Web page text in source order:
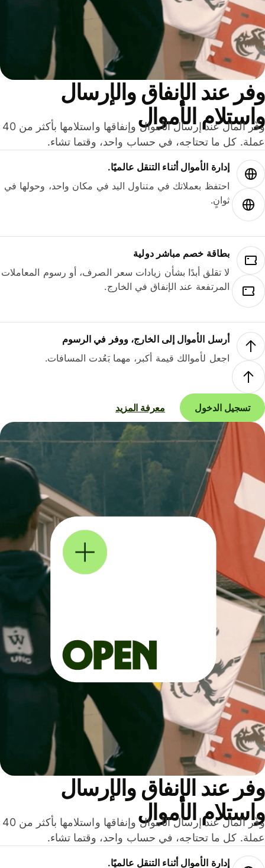
عند الإنفاق والإرسال
الأموال
وفّر المال عند إرسال الأموال وإنفاقها واستلامها بأكثر من 40
كل ما تحتاجه، في حساب واحد، وقتما تشاء.
إدارة الأموال أثناء التنقل عالميًا.
احتفظ بعملاتك في متناول اليد في مكان واحد، وحولها في
ثوانٍ.
بطاقة خصم مباشر دولية
لا تقلق أبدًا بشأن زيادات سعر الصرف، أو رسوم المعاملات
المرتفعة عند الإنفاق في الخارج.
أرسل الأموال إلى الخارج، ووفر في الرسوم
اجعل لأموالك قيمة أكبر، مهما بَعُدت المسافات.
تسجيل الدخول معرفة المزيد
عند الإنفاق والإرسال
الأموال
وفّر المال عند إرسال الأموال وإنفاقها واستلامها بأكثر من 40
كل ما تحتاجه، في حساب واحد، وقتما تشاء.
إدارة الأموال أثناء التنقل عالميًا.